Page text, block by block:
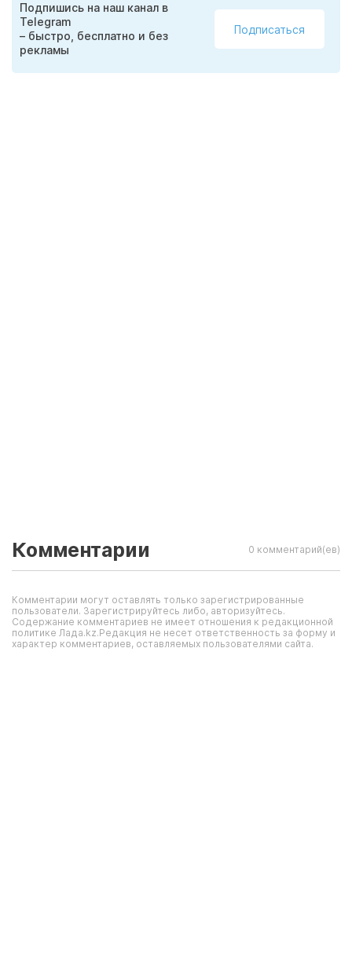
Подпишись на наш канал в
Telegram
– быстро, бесплатно и без
рекламы
Подписаться
Комментарии 0 комментарий(ев)
Комментарии могут оставлять только зарегистрированные
пользователи. Зарегистрируйтесь либо, авторизуйтесь.
Содержание комментариев не имеет отношения к редакционной
политике Лада.kz.Редакция не несет ответственность за форму и
характер комментариев, оставляемых пользователями сайта.